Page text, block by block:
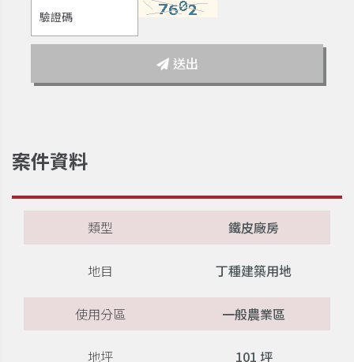
送出
案件資料
類型 鐵皮廠房
地目 丁種建築用地
使用分區 一般農業區
地坪 101 坪